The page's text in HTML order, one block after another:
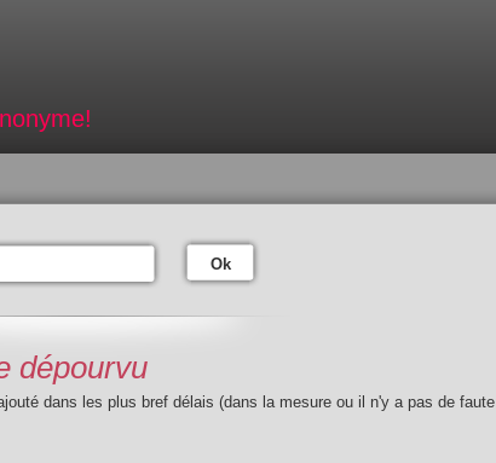
Ok
dépourvu
dans les plus bref délais (dans la mesure ou il n'y a pas de faute